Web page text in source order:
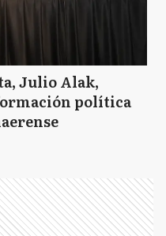
Julio Alak,
política